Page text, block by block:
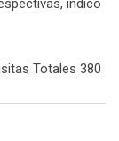
Totales 380